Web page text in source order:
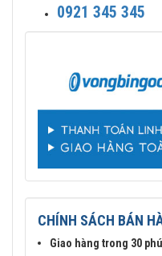
0921 345 345
CHÍNH SÁCH BÁN
Giao hàng trong 30